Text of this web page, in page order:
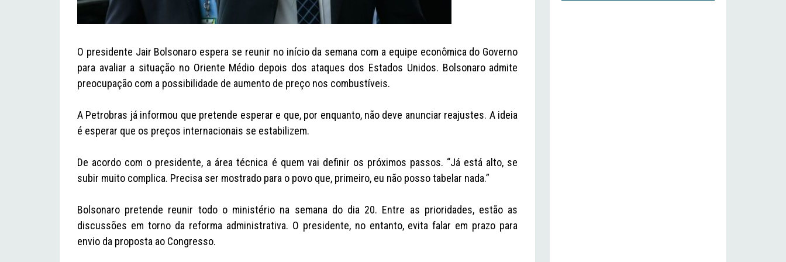
O presidente Jair Bolsonaro espera se reunir no início da semana com a equipe econômica do Governo
para avaliar a situação no Oriente Médio depois dos ataques dos Estados Unidos. Bolsonaro admite
preocupação com a possibilidade de aumento de preço nos combustíveis.
A Petrobras já informou que pretende esperar e que, por enquanto, não deve anunciar reajustes. A ideia
é esperar que os preços internacionais se estabilizem.
De acordo com o presidente, a área técnica é quem vai definir os próximos passos. “Já está alto, se
subir muito complica. Precisa ser mostrado para o povo que, primeiro, eu não posso tabelar nada.”
Bolsonaro pretende reunir todo o ministério na semana do dia 20. Entre as prioridades, estão as
discussões em torno da reforma administrativa. O presidente, no entanto, evita falar em prazo para
envio da proposta ao Congresso.